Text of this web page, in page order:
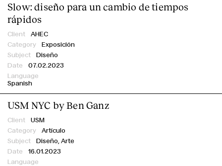
Slow: diseño para un cambio de tiempos
rápidos
AHEC
Exposición
Diseño
07.02.2023
Spanish
USM NYC by Ben Ganz
USM
Artículo
Diseño, Arte
16.01.2023